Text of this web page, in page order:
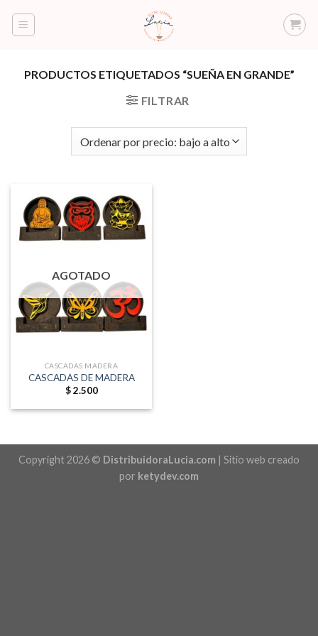
PRODUCTOS ETIQUETADOS “SUEÑA EN GRANDE”
FILTRAR
AGOTADO
CASCADAS MADERA
CASCADAS DE MADERA
$2.500
Copyright 2026 © DistribuidoraLucia.com | Sitio web creado
por ketydev.com